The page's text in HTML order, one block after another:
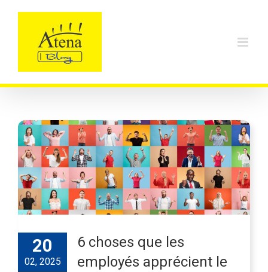
20
02, 2025
6 choses que les
employés apprécient le